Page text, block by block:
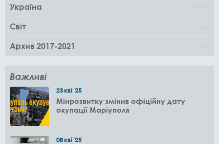
Україна
Світ
Архив 2017-2021
Важливі
23кві'25
Мінрозвитку змінив офіційну дату
окупації Маріуполя
08кві'25